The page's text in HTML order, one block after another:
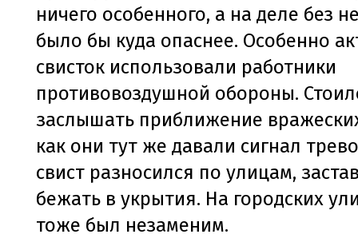
ничего особенного, а на деле без
было бы куда опаснее. Особенно
свисток использовали работники
противовоздушной обороны.
заслышать приближение
как они тут же давали сигнал
свист разносился по улицам,
бежать в укрытия. На городских
тоже был незаменим.